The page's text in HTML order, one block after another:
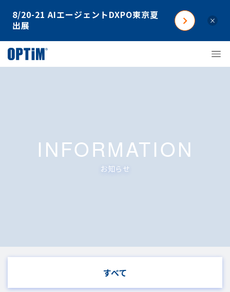
8/20-21 AIエージェントDXPO東京夏
出展
×
INFORMATION
お知らせ
すべて